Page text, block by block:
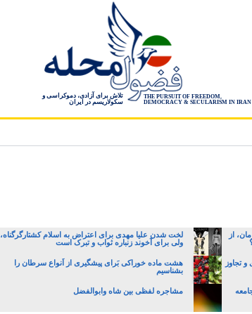
THE PURSUIT OF FREEDOM,
DEMOCRACY & SECULARISM IN IRAN
تلاش برای آزادی، دموکراسی و
سکولاریسم در ایران
از
لخت شدن علیا مهدی برای اعتراض به اسلام کشتارگرگناه،
ولی برای آخوند زنباره ثواب و تبرک است
تجاوز
هشت ماده خوراکی بَرای پیشگیری از اَنواع سرطان را
بشناسیم
مشاجره لفظی بین شاه وابوالفضل